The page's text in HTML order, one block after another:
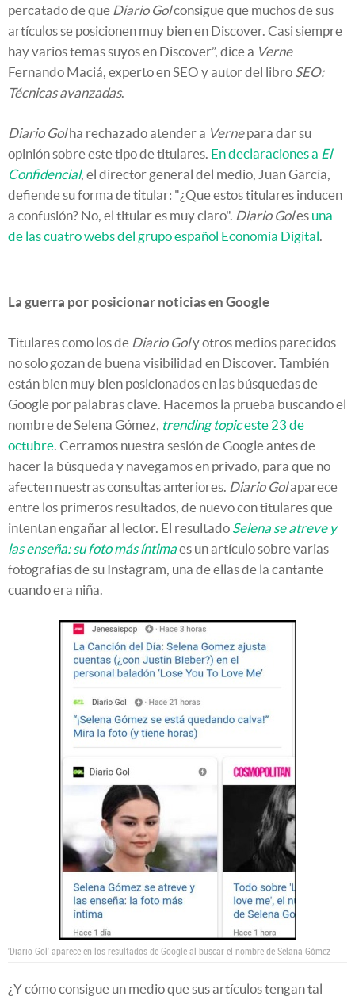
percatado de que Diario Golconsigue que muchos de sus
artículos se posicionen muy bien en Discover. Casi siempre
hay varios temas suyos en Discover”, dice a Verne
Fernando Maciá, experto en SEO y autor del libro SEO:
Técnicas avanzadas.
Diario Golha rechazado atender a Vernepara dar su
opinión sobre este tipo de titulares. En declaraciones a El
Confidencial, el director general del medio, Juan García,
defiende su forma de titular: "¿Que estos titulares inducen
a confusión? No, el titular es muy claro". Diario Goles una
de las cuatro webs del grupo español Economía Digital.
La guerra por posicionar noticias en Google
Titulares como los de Diario Goly otros medios parecidos
no solo gozan de buena visibilidad en Discover. También
están bien muy bien posicionados en las búsquedas de
Google por palabras clave. Hacemos la prueba buscando el
nombre de Selena Gómez, trending topiceste 23 de
octubre. Cerramos nuestra sesión de Google antes de
hacer la búsqueda y navegamos en privado, para que no
afecten nuestras consultas anteriores. Diario Golaparece
entre los primeros resultados, de nuevo con titulares que
intentan engañar al lector. El resultado Selena se atreve y
las enseña: su foto más íntimaes un artículo sobre varias
fotografías de su Instagram, una de ellas de la cantante
cuando era niña.
'Diario Gol' aparece en los resultados de Google al buscar el nombre de Selana Gómez
¿Y cómo consigue un medio que sus artículos tengan tal